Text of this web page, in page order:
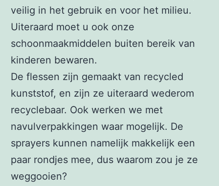
veilig in het gebruik en voor het milieu.
Uiteraard moet u ook onze
schoonmaakmiddelen buiten bereik van
kinderen bewaren.
De flessen zijn gemaakt van recycled
kunststof, en zijn ze uiteraard wederom
recyclebaar. Ook werken we met
navulverpakkingen waar mogelijk. De
sprayers kunnen namelijk makkelijk een
paar rondjes mee, dus waarom zou je ze
weggooien?